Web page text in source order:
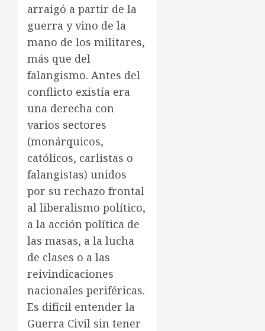
arraigó a partir de la
guerra y vino de la
mano de los militares,
más que del
falangismo. Antes del
conflicto existía era
una derecha con
varios sectores
(monárquicos,
católicos, carlistas o
falangistas) unidos
por su rechazo frontal
al liberalismo político,
a la acción política de
las masas, a la lucha
de clases o a las
reivindicaciones
nacionales periféricas.
Es difícil entender la
Guerra Civil sin tener